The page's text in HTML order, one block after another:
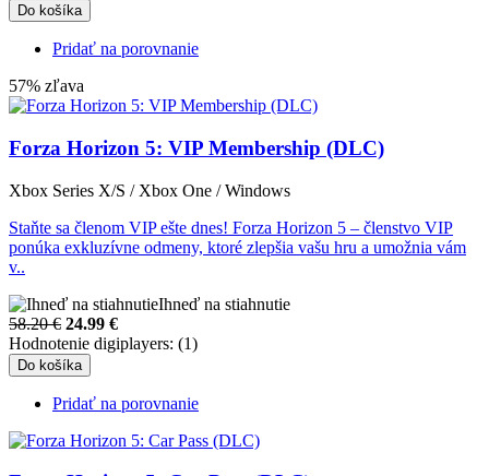
Do košíka
Pridať na porovnanie
57% zľava
Forza Horizon 5: VIP Membership (DLC)
Xbox Series X/S / Xbox One / Windows
Staňte sa členom VIP ešte dnes! Forza Horizon 5 – členstvo VIP
ponúka exkluzívne odmeny, ktoré zlepšia vašu hru a umožnia vám
v..
Ihneď na stiahnutie
58.20 € 24.99 €
Hodnotenie digiplayers: (1)
Do košíka
Pridať na porovnanie